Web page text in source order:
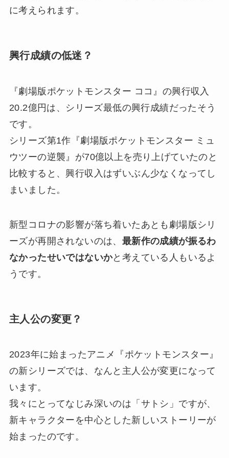
に考えられます。
興行成績の低迷？
『劇場版ポケットモンスター ココ』の興行収入
20.2億円は、シリーズ最低の興行成績だったそう
です。
シリーズ第1作『劇場版ポケットモンスター ミュ
ウツーの逆襲』が70億以上を売り上げていたのと
比較すると、興行収入はずいぶん少なくなってし
まいました。
新型コロナの影響が落ち着いたあとも劇場版シリ
ーズが再開されないのは、 最新作の成績が振るわ
なかったせいではないかと考えている人もいるよ
うです。
主人公の変更？
2023年に始まったアニメ『ポケットモンスター』
の新シリーズでは、なんと主人公が変更になって
います。
我々にとってなじみ深いのは「サトシ」ですが、
新キャラクターを中心とした新しいストーリーが
始まったのです。